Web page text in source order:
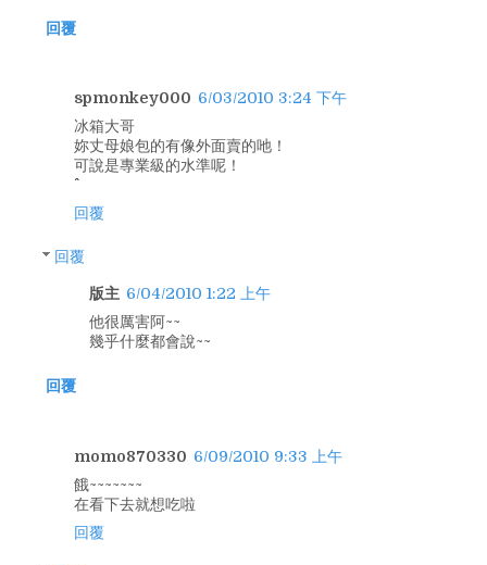
回覆
spmonkey000 6/03/2010 3:24 下午
冰箱大哥
妳丈母娘包的有像外面賣的吔！
可說是專業級的水準呢！
回覆
回覆
版主 6/04/2010 1:22 上午
他很厲害阿~~
幾乎什麼都會說~~
回覆
momo870330 6/09/2010 9:33 上午
餓~~~~~~~
在看下去就想吃啦
回覆